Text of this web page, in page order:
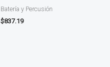
Batería y Percusión
$837.19